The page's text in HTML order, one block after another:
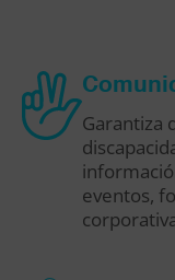
Garantiza
eventos,